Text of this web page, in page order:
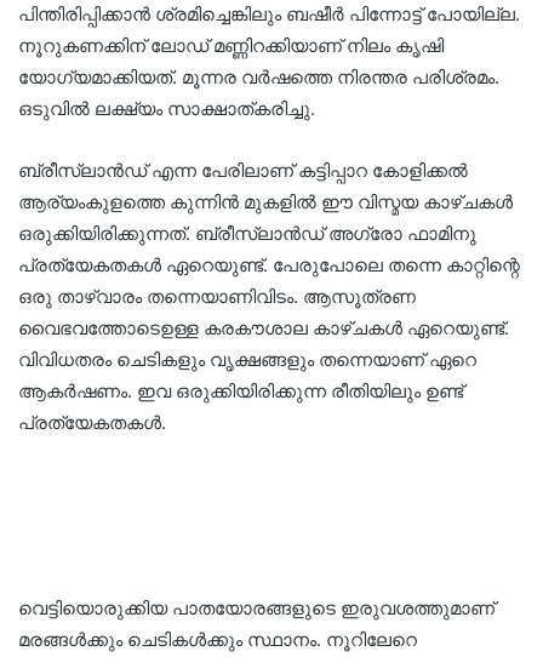
പിന്തിരിപ്പിക്കാൻ ശ്രമിച്ചെങ്കിലും ബഷീർ പിന്നോട്ട് പോയില്ല.
നൂറുകണക്കിന് ലോഡ് മണ്ണിറക്കിയാണ് നിലം കൃഷി
യോഗ്യമാക്കിയത്. മൂന്നര വർഷത്തെ നിരന്തര പരിശ്രമം.
ഒടുവിൽ ലക്ഷ്യം സാക്ഷാത്കരിച്ചു.
ബ്രീസ്‌ലാൻഡ് എന്ന പേരിലാണ് കട്ടിപ്പാറ കോളിക്കൽ
ആര്യംകുളത്തെ കുന്നിൻ മുകളിൽ ഈ വിസ്മയ കാഴ്ചകൾ
ഒരുക്കിയിരിക്കുന്നത്. ബ്രീസ്‌ലാൻഡ് അഗ്രോ ഫാമിനു
പ്രത്യേകതകൾ ഏറെയുണ്ട്. പേരുപോലെ തന്നെ കാറ്റിന്റെ
ഒരു താഴ്‌വാരം തന്നെയാണിവിടം. ആസൂത്രണ
വൈഭവത്തോടെഉള്ള കരകൗശാല കാഴ്ചകൾ ഏറെയുണ്ട്.
വിവിധതരം ചെടികളും വൃക്ഷങ്ങളും തന്നെയാണ് ഏറെ
ആകർഷണം. ഇവ ഒരുക്കിയിരിക്കുന്ന രീതിയിലും ഉണ്ട്
പ്രത്യേകതകൾ.
വെട്ടിയൊരുക്കിയ പാതയോരങ്ങളുടെ ഇരുവശത്തുമാണ്
മരങ്ങൾക്കും ചെടികൾക്കും സ്ഥാനം. നൂറിലേറെ